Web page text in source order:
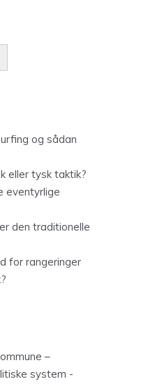
og sådan
eller tysk taktik?
eventyrlige
den traditionelle
for rangeringer
–
system -